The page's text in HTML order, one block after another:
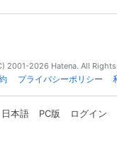
2001-2026 Hatena. All Rights
プライバシーポリシー
日本語 PC版 ログイン